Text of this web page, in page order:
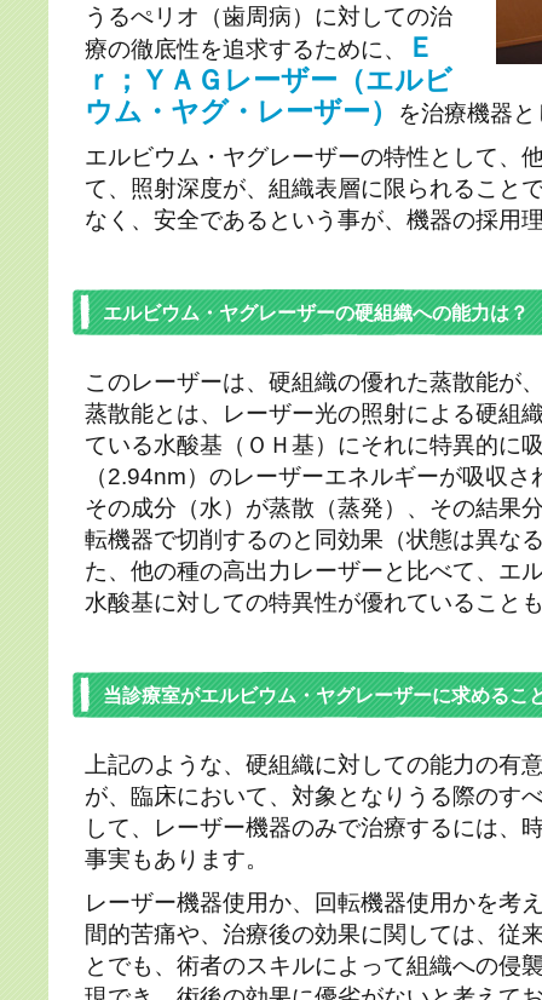
うるぺリオ（歯周病）に対しての治
療の徹底性を追求するために、
Ｅ
ｒ；ＹＡＧレーザー（エルビ
ウム・ヤグ・レーザー）
を治療機器
エルビウム・ヤグレーザーの特性として、
て、照射深度が、組織表層に限られること
なく、安全であるという事が、機器の採用
エルビウム・ヤグレーザーの硬組織への能力は？
このレーザーは、硬組織の優れた蒸散能が
蒸散能とは、レーザー光の照射による硬組
ている水酸基（ＯＨ基）にそれに特異的に
（2.94nm）のレーザーエネルギーが吸収
その成分（水）が蒸散（蒸発）、その結果
転機器で切削するのと同効果（状態は異な
た、他の種の高出力レーザーと比べて、エ
水酸基に対しての特異性が優れていること
当診療室がエルビウム・ヤグレーザーに求めるこ
上記のような、硬組織に対しての能力の有
が、臨床において、対象となりうる際のす
して、レーザー機器のみで治療するには、
事実もあります。
レーザー機器使用か、回転機器使用かを考
間的苦痛や、治療後の効果に関しては、従
とでも、術者のスキルによって組織への侵